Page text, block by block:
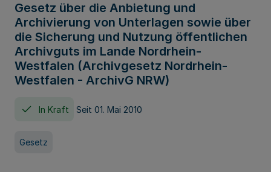
Gesetz über die Anbietung und
Archivierung von Unterlagen sowie über
die Sicherung und Nutzung öffentlichen
Archivguts im Lande Nordrhein-
Westfalen (Archivgesetz Nordrhein-
Westfalen - ArchivG NRW)
In Kraft Seit 01. Mai 2010
Gesetz